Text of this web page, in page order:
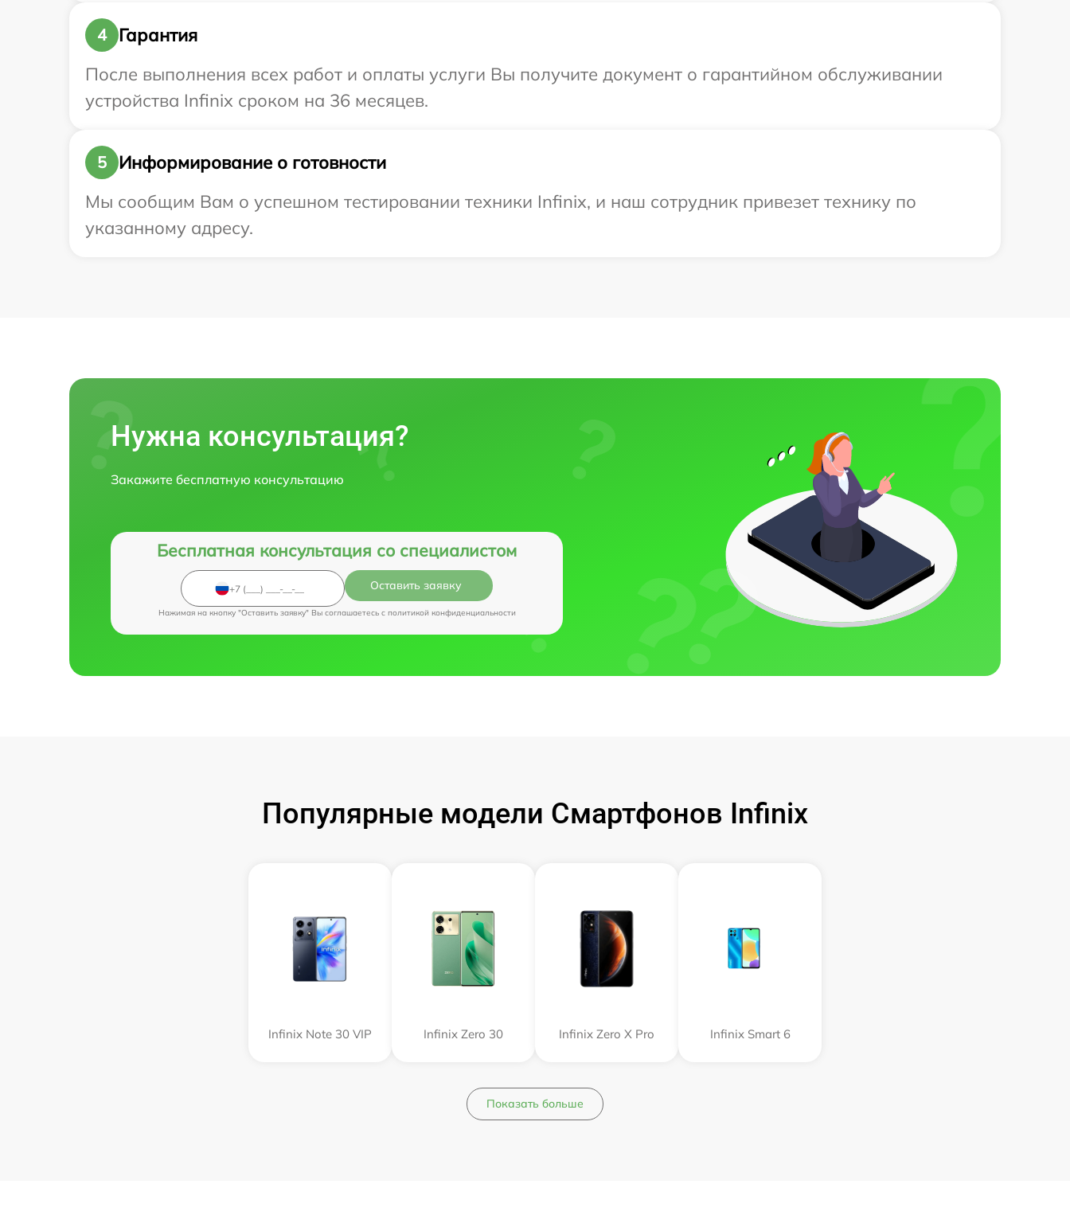
4
Гарантия
После выполнения всех работ и оплаты услуги Вы получите документ о гарантийном обслуживании
устройства Infinix сроком на 36 месяцев.
5
Информирование о готовности
Мы сообщим Вам о успешном тестировании техники Infinix, и наш сотрудник привезет технику по
указанному адресу.
Нужна консультация?
Закажите бесплатную консультацию
Бесплатная консультация со специалистом
Оставить заявку
Нажимая на кнопку "Оставить заявку" Вы соглашаетесь c политикой конфиденциальности
Популярные модели Смартфонов Infinix
Infinix Note 30 VIP Infinix Zero 30 Infinix Zero X Pro Infinix Smart 6
Показать больше